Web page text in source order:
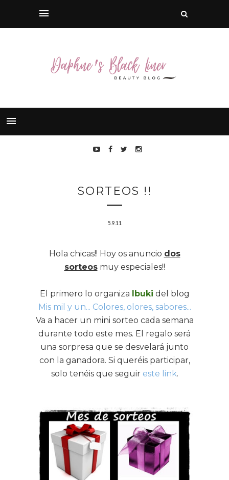
SORTEOS !!
5.9.11
Hola chicas!! Hoy os anuncio dos
sorteosmuy especiales!!
El primero lo organiza Ibuki del blog
Mis mil y un... Colores, olores, sabores...
Va a hacer un mini sorteo cada semana
durante todo este mes. El regalo será
una sorpresa que se desvelará junto
con la ganadora. Si queréis participar,
solo tenéis que seguir este link.